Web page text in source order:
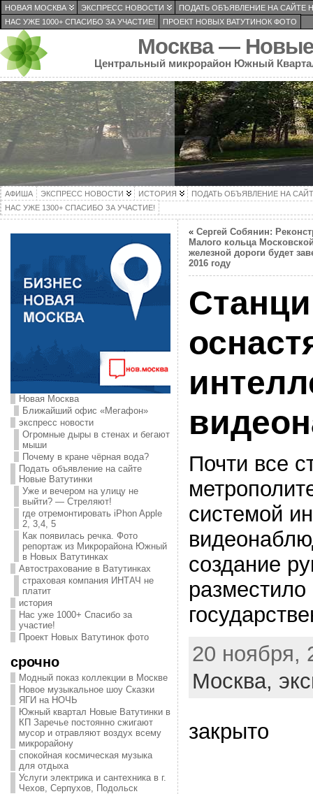
НОВАЯ МОСКВА ЭКСПРЕСС НОВОСТИ
ПОДАТЬ ОБЪЯВЛЕНИЕ НА САЙТЕ
НАС УЖЕ 1000+ СПАСИБО ЗА УЧАСТИЕ!
ПРОЕКТ НОВЫХ ВАТУТИНОК ФОТО
Москва — Новые
Центральный микрорайон Южный
АФИША ЭКСПРЕСС НОВОСТИ ИСТОРИЯ
ПОДАТЬ ОБЪЯВЛЕНИЕ НА
НАС УЖЕ 1300+ СПАСИБО ЗА УЧАСТИЕ!
Новая Москва
Ближайший офис «Мегафон»
экспресс новости
Огромные дыры в стенах и бегают
мыши
Почему в кране чёрная вода?
Подать объявление на сайте
Новые Ватутинки
Уже и вечером на улицу не
выйти? — Стреляют!
где отремонтировать iPhon Apple
2, 3,4, 5
Как появилась речка. Фото
репортаж из Микрорайона Южный
в Новых Ватутинках
Автострахование в Ватутинках
страховая компания ИНТАЧ не
платит
история
Нас уже 1000+ Спасибо за
участие!
Проект Новых Ватутинок фото
срочно
Модный показ коллекции в Москве
Новое музыкальное шоу Сказки
ЯГИ на НОЧЬ
Южный квартал Новые Ватутинки в
КП Заречье постоянно сжигают
мусор и отравляют воздух всему
микрорайону
спокойная космическая музыка
для отдыха
Услуги электрика и сантехника в г.
Чехов, Серпухов, Подольск
« Сергей Собянин:
Малого кольца
железной дороги будет
2016 году
Почти все
системой
создание
20 ноября,
Москва,
закрыто